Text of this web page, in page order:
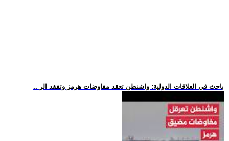
.. باحث في العلاقات الدولية: واشنطن تعقد مفاوضات هرمز وتفقد الر